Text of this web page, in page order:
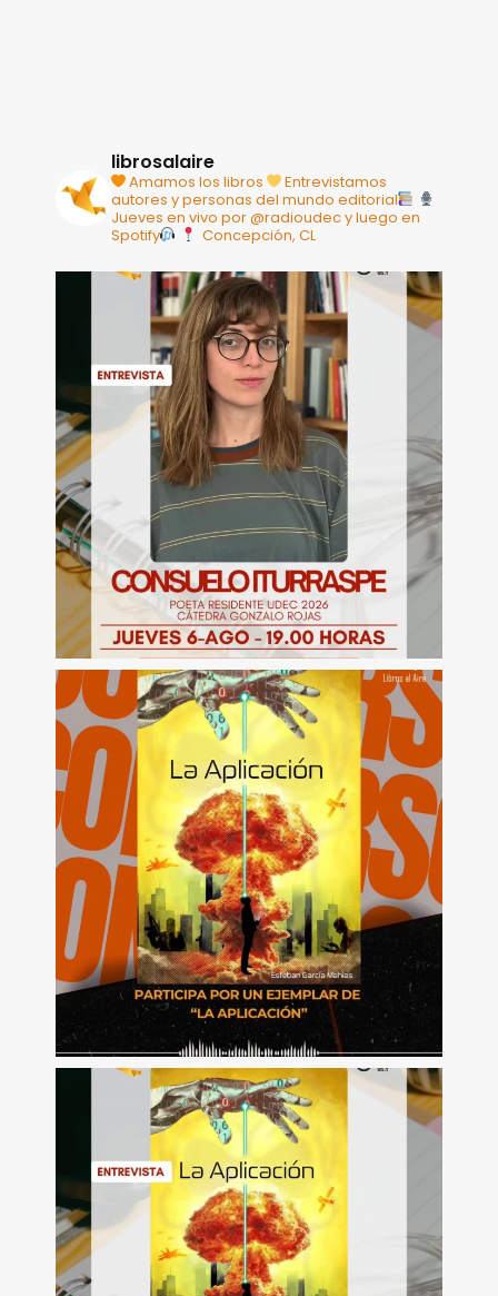
librosalaire
Amamos los libros
Entrevistamos
autores y personas del mundo editorial
Jueves en vivo por @radioudec y luego en
Spotify
Concepción, CL